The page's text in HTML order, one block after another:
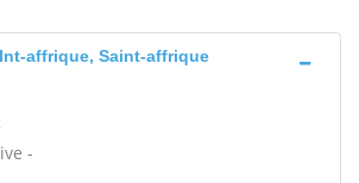
affrique, Saint-affrique
-